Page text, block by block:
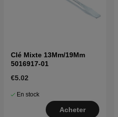
Clé Mixte 13Mm/19Mm
5016917-01
€5.02
En stock
Acheter